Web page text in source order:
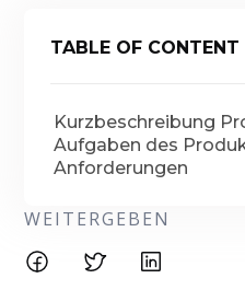
TABLE OF CONTENT
Kurzbeschreibung
Aufgaben des
Anforderungen
WEITERGEBEN